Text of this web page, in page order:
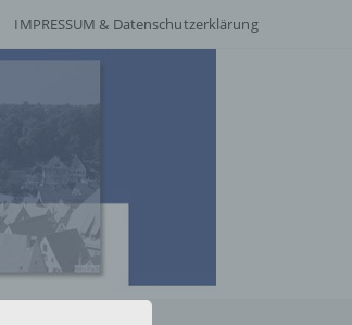
IMPRESSUM & Datenschutzerklärung